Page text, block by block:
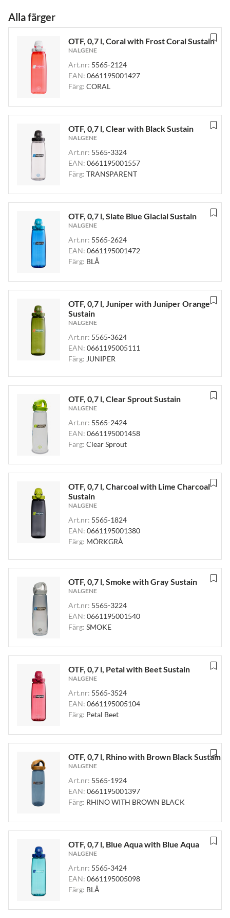
Alla färger
OTF, 0,7 l, Coral with Frost Coral Sustain
NALGENE
Art.nr: 5565-2124
EAN: 0661195001427
Färg: CORAL
OTF, 0,7 l, Clear with Black Sustain
NALGENE
Art.nr: 5565-3324
EAN: 0661195001557
Färg: TRANSPARENT
OTF, 0,7 l, Slate Blue Glacial Sustain
NALGENE
Art.nr: 5565-2624
EAN: 0661195001472
Färg: BLÅ
OTF, 0,7 l, Juniper with Juniper Orange
Sustain
NALGENE
Art.nr: 5565-3624
EAN: 0661195005111
Färg: JUNIPER
OTF, 0,7 l, Clear Sprout Sustain
NALGENE
Art.nr: 5565-2424
EAN: 0661195001458
Färg: Clear Sprout
OTF, 0,7 l, Charcoal with Lime Charcoal
Sustain
NALGENE
Art.nr: 5565-1824
EAN: 0661195001380
Färg: MÖRKGRÅ
OTF, 0,7 l, Smoke with Gray Sustain
NALGENE
Art.nr: 5565-3224
EAN: 0661195001540
Färg: SMOKE
OTF, 0,7 l, Petal with Beet Sustain
NALGENE
Art.nr: 5565-3524
EAN: 0661195005104
Färg: Petal Beet
OTF, 0,7 l, Rhino with Brown Black Sustain
NALGENE
Art.nr: 5565-1924
EAN: 0661195001397
Färg: RHINO WITH BROWN BLACK
OTF, 0,7 l, Blue Aqua with Blue Aqua
NALGENE
Art.nr: 5565-3424
EAN: 0661195005098
Färg: BLÅ